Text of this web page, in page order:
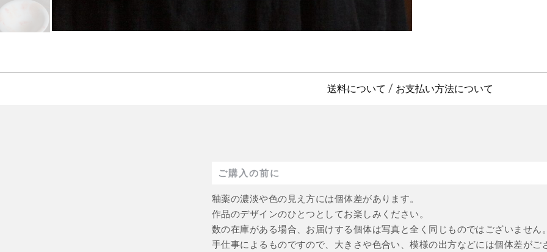
送料について / お支払い方法について
ご購入の前に
釉薬の濃淡や色の見え方には個体差があります。
作品のデザインのひとつとしてお楽しみください。
数の在庫がある場合、お届けする個体は写真と全く同じものではございません
手仕事によるものですので、大きさや色合い、模様の出方などには個体差がご